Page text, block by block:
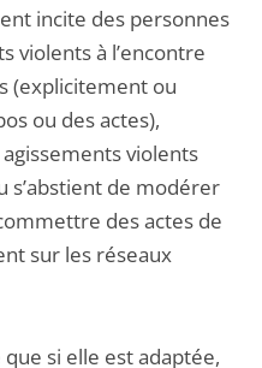
incite des personnes
violents à l’encontre
(explicitement ou
ou des actes),
violents
s’abstient de modérer
des actes de
sur les réseaux
si elle est adaptée,